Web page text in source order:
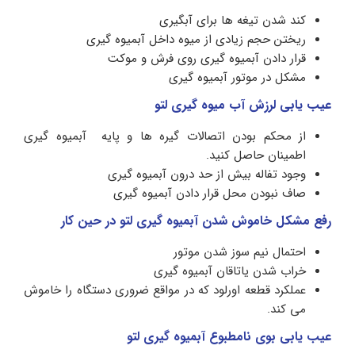
کند شدن تیغه ها برای آبگیری
ریختن حجم زیادی از میوه داخل آبمیوه گیری
قرار دادن آبمیوه گیری روی فرش و موکت
مشکل در موتور آبمیوه گیری
عیب یابی لرزش آب میوه گیری لتو
از محکم بودن اتصالات گیره ها و پایه آبمیوه گیری
اطمینان حاصل کنید.
وجود تفاله بیش از حد درون آبمیوه گیری
صاف نبودن محل قرار دادن آبمیوه گیری
رفع مشکل خاموش شدن آبمیوه گیری لتو در حین کار
احتمال نیم سوز شدن موتور
خراب شدن یاتاقان آبمیوه گیری
عملکرد قطعه اورلود که در مواقع ضروری دستگاه را خاموش
می کند.
عیب یابی بوی نامطبوع آبمیوه گیری لتو